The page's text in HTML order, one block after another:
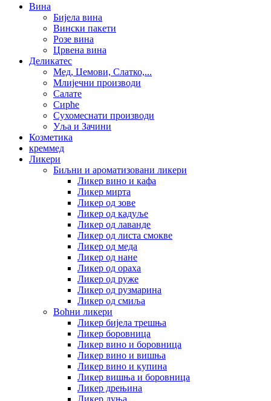
Вина
Бијела вина
Вински пакети
Розе вина
Црвена вина
Деликатес
Мед, Џемови, Слатко,...
Млијечни производи
Салате
Сирће
Сухомеснати производи
Уља и Зачини
Козметика
креммед
Ликери
Биљни и ароматизовани ликери
Ликер вино и кафа
Ликер мирта
Ликер од зове
Ликер од кадуље
Ликер од лаванде
Ликер од листа смокве
Ликер од меда
Ликер од нане
Ликер од ораха
Ликер од руже
Ликер од рузмарина
Ликер од смиља
Воћни ликери
Ликер бијела трешња
Ликер боровница
Ликер вино и боровница
Ликер вино и вишња
Ликер вино и купина
Ликер вишња и боровница
Ликер дрењина
Ликер дуња